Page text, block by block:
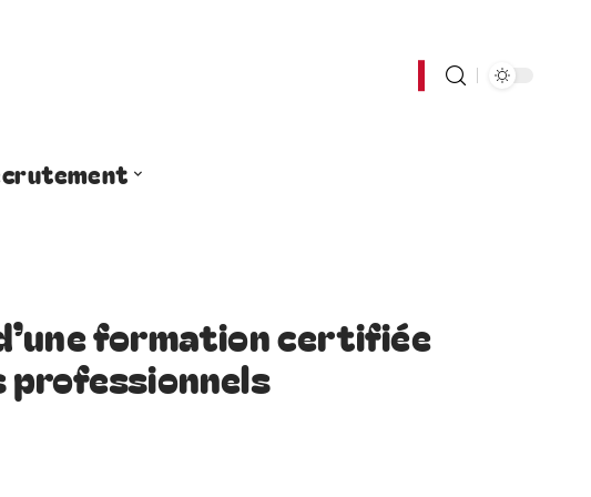
formation certifiée
professionnels